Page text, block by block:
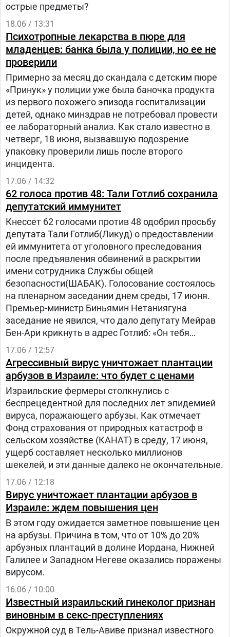
острые предметы?
18.06 / 13:31
Психотропные лекарства в пюре для
младенцев: банка была у полиции, но ее не
проверили
Примерно за месяц до скандала с детским пюре
«Принук» у полиции уже была баночка продукта
из первого похожего эпизода госпитализации
детей, однако минздрав не потребовал провести
ее лабораторный анализ. Как стало известно в
четверг, 18 июня, вызвавшую подозрение
упаковку проверили лишь после второго
инцидента.
17.06 / 14:32
62 голоса против 48: Тали Готлиб сохранила
депутатский иммунитет
Кнессет 62 голосами против 48 одобрил просьбу
депутата Тали Готлиб(Ликуд) о предоставлении
ей иммунитета от уголовного преследования
после предъявления обвинений в раскрытии
имени сотрудника Службы общей
безопасности(ШАБАК). Голосование состоялось
на пленарном заседании днем среды, 17 июня.
Премьер-министр Биньямин Нетаниягуна
заседание не явился, что дало депутату Мейрав
Бен-Ари крикнуть в адрес Готлиб: «Он тебя
бросил!»
17.06 / 12:57
Агрессивный вирус уничтожает плантации
арбузов в Израиле: что будет с ценами
Израильские фермеры столкнулись с
беспрецедентной для последних лет эпидемией
вируса, поражающего арбузы. Как отмечает
Фонд страхования от природных катастроф в
сельском хозяйстве (КАНАТ) в среду, 17 июня,
ущерб составляет несколько миллионов
шекелей, и эти данные далеко не окончательные.
17.06 / 12:18
Вирус уничтожает плантации арбузов в
Израиле: ждем повышения цен
В этом году ожидается заметное повышение цен
на арбузы. Причина в том, что от 10% до 20%
арбузных плантаций в долине Иордана, Нижней
Галилее и Западном Негеве оказались поражены
вирусом.
16.06 / 10:00
Известный израильский гинеколог признан
виновным в секс-преступлениях
Окружной суд в Тель-Авиве признал известного